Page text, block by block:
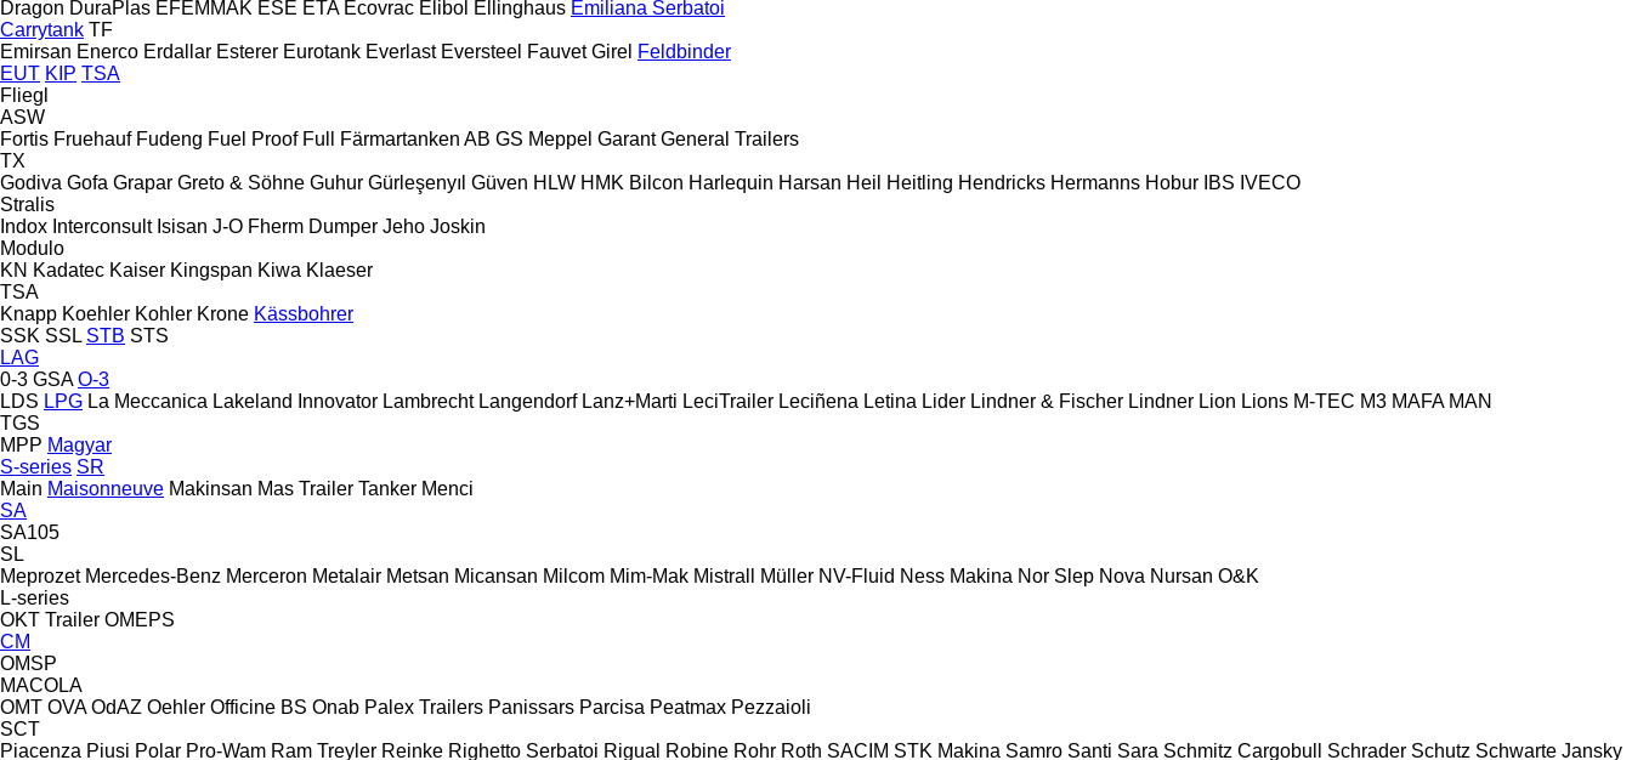
Dragon DuraPlas EFEMMAK ESE ETA Ecovrac Elibol Ellinghaus Emiliana Serbatoi
Carrytank TF
Emirsan Enerco Erdallar Esterer Eurotank Everlast Eversteel Fauvet Girel Feldbinder
EUT KIP TSA
Fliegl
ASW
Fortis Fruehauf Fudeng Fuel Proof Full Färmartanken AB GS Meppel Garant General Trailers
TX
Godiva Gofa Grapar Greto & Söhne Guhur Gürleşenyıl Güven HLW HMK Bilcon Harlequin Harsan Heil Heitling Hendricks Hermanns Hobur IBS IVECO
Stralis
Indox Interconsult Isisan J-O Fherm Dumper Jeho Joskin
Modulo
KN Kadatec Kaiser Kingspan Kiwa Klaeser
TSA
Knapp Koehler Kohler Krone Kässbohrer
SSK SSL STB STS
LAG
0-3 GSA O-3
LDS LPG La Meccanica Lakeland Innovator Lambrecht Langendorf Lanz+Marti LeciTrailer Leciñena Letina Lider Lindner & Fischer Lindner Lion Lions M-TEC M3 MAFA MAN
TGS
MPP Magyar
S-series SR
Main Maisonneuve Makinsan Mas Trailer Tanker Menci
SA
SA105
SL
Meprozet Mercedes-Benz Merceron Metalair Metsan Micansan Milcom Mim-Mak Mistrall Müller NV-Fluid Ness Makina Nor Slep Nova Nursan O&K
L-series
OKT Trailer OMEPS
CM
OMSP
MACOLA
OMT OVA OdAZ Oehler Officine BS Onab Palex Trailers Panissars Parcisa Peatmax Pezzaioli
SCT
Piacenza Piusi Polar Pro-Wam Ram Treyler Reinke Righetto Serbatoi Rigual Robine Rohr Roth SACIM STK Makina Samro Santi Sara Schmitz Cargobull Schrader Schutz Schwarte Jansky